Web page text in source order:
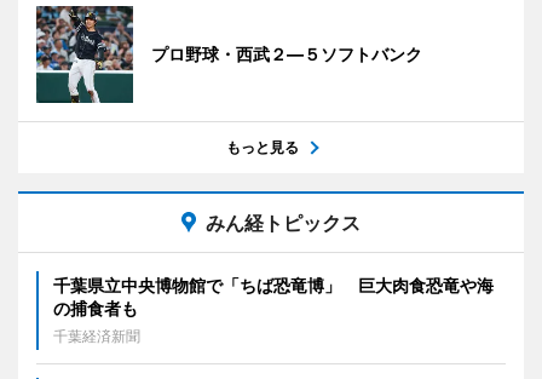
プロ野球・西武２―５ソフトバンク
もっと見る
みん経トピックス
千葉県立中央博物館で「ちば恐竜博」 巨大肉食恐竜や海
の捕食者も
千葉経済新聞